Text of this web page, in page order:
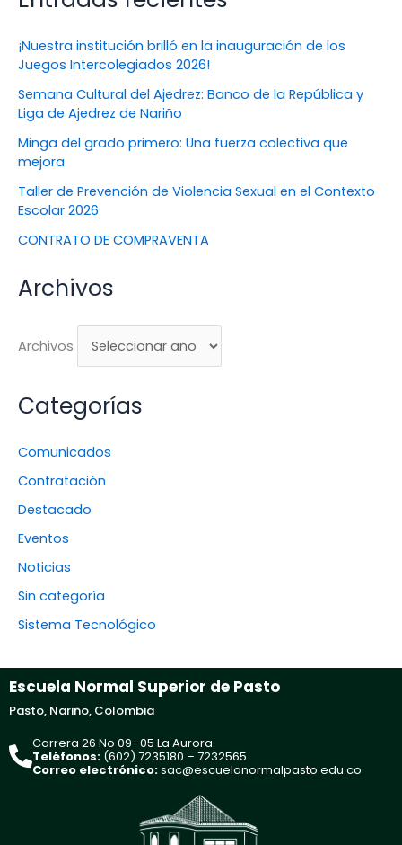
¡Nuestra institución brilló en la inauguración de los
Juegos Intercolegiados 2026!
Semana Cultural del Ajedrez: Banco de la República y
Liga de Ajedrez de Nariño
Minga del grado primero: Una fuerza colectiva que
mejora
Taller de Prevención de Violencia Sexual en el Contexto
Escolar 2026
CONTRATO DE COMPRAVENTA
Archivos
Archivos
Categorías
Comunicados
Contratación
Destacado
Eventos
Noticias
Sin categoría
Sistema Tecnológico
Escuela Normal Superior de Pasto
Pasto, Nariño, Colombia
Carrera 26 No 09–05 La Aurora
Teléfonos: (602) 7235180 – 7232565
Correo electrónico:sac@escuelanormalpasto.edu.co